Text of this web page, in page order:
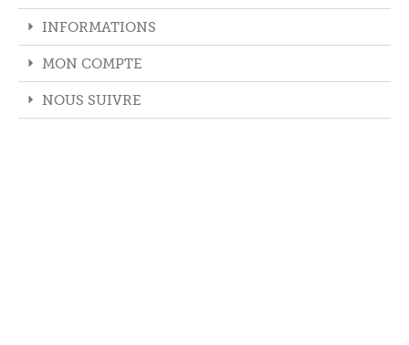
INFORMATIONS
MON COMPTE
NOUS SUIVRE